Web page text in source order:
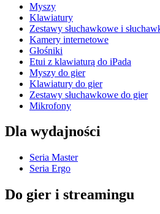
Myszy
Klawiatury
Zestawy słuchawkowe i
Kamery internetowe
Głośniki
Etui z klawiaturą do iPada
Myszy do gier
Klawiatury do gier
Zestawy słuchawkowe do gier
Mikrofony
Dla wydajności
Seria Master
Seria Ergo
Do gier i streamingu